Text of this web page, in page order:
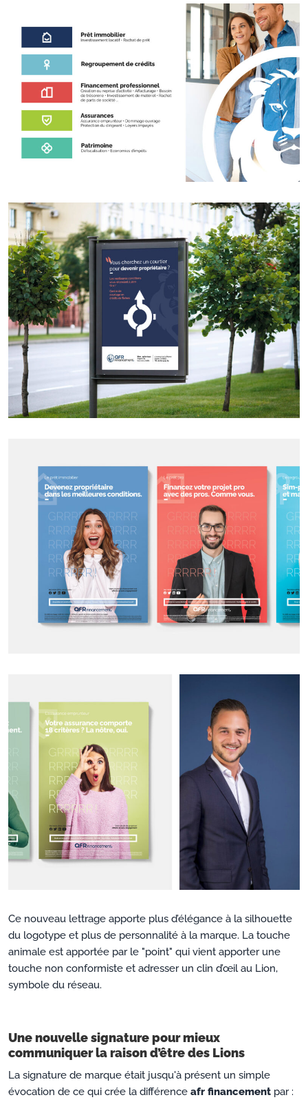
Ce nouveau lettrage apporte plus d’élégance à la silhouette
du logotype et plus de personnalité à la marque. La touche
animale est apportée par le "point" qui vient apporter une
touche non conformiste et adresser un clin d’œil au Lion,
symbole du réseau.
Une nouvelle signature pour mieux
communiquer la raison d’être des Lions
La signature de marque était jusqu'à présent un simple
évocation de ce qui crée la différence afr financement par :